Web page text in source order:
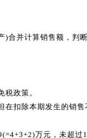
)合并计算销售额，判
政策。
在扣除本期发生的销
万元，未超